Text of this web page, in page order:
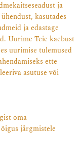
ja
kasutades
ja edastage
Uurime Teie kaebust
uurimise tulemused
ette
asutuse või
oma
järgmistele